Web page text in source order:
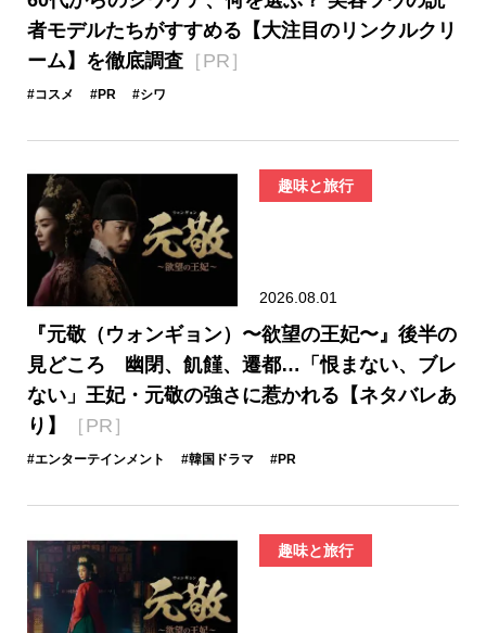
者モデルたちがすすめる【大注目のリンクルクリ
ーム】を徹底調査 ［PR］
#コスメ #PR #シワ
趣味と旅行
2026.08.01
『元敬（ウォンギョン）〜欲望の王妃〜』後半の
見どころ 幽閉、飢饉、遷都…「恨まない、ブレ
ない」王妃・元敬の強さに惹かれる【ネタバレあ
り】
［PR］
#エンターテインメント #韓国ドラマ #PR
趣味と旅行